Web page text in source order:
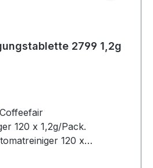
2799 1,2g
120 x 1,2g/Pack.
120 x